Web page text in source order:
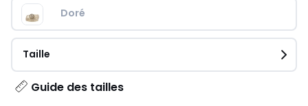
Doré
Taille
Guide des tailles